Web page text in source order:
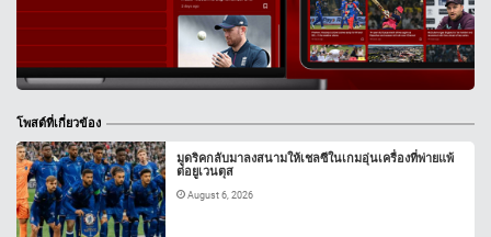
โพสต์ที่เกี่ยวข้อง
มูดริคกลับมาลงสนามให้เชลซีในเกมอุ่นเครื่องที่พ่ายแพ้
ต่อยูเวนตุส
August 6, 2026